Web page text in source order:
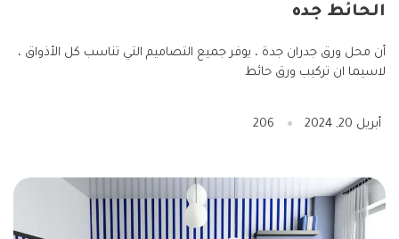
الحائط جده
أن محل ورق جدران جدة ، يوفر جميع التصاميم التي تناسب كل الأذواق ،
لاسيما ان تركيب ورق حائط
أبريل 20, 2024 206